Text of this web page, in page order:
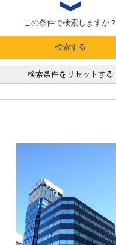
この条件で検索しますか？
検索する
検索条件をリセットする